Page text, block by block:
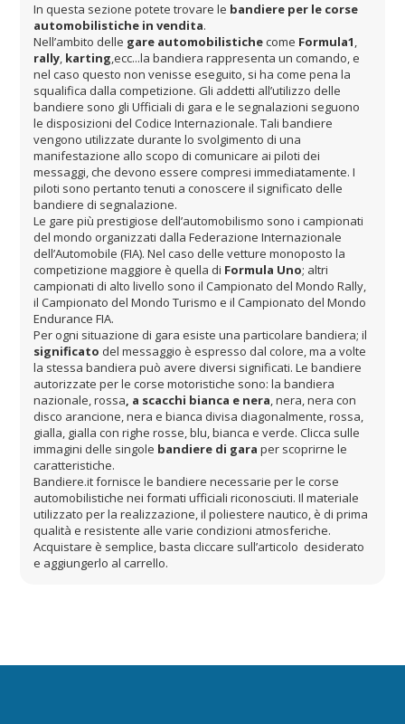
In questa sezione potete trovare le bandiere per le corse
automobilistiche in vendita.
Nell’ambito delle gare automobilistiche come Formula1,
rally, karting,ecc...la bandiera rappresenta un comando, e
nel caso questo non venisse eseguito, si ha come pena la
squalifica dalla competizione. Gli addetti all’utilizzo delle
bandiere sono gli Ufficiali di gara e le segnalazioni seguono
le disposizioni del Codice Internazionale. Tali bandiere
vengono utilizzate durante lo svolgimento di una
manifestazione allo scopo di comunicare ai piloti dei
messaggi, che devono essere compresi immediatamente. I
piloti sono pertanto tenuti a conoscere il significato delle
bandiere di segnalazione.
Le gare più prestigiose dell’automobilismo sono i campionati
del mondo organizzati dalla Federazione Internazionale
dell’Automobile (FIA). Nel caso delle vetture monoposto la
competizione maggiore è quella di Formula Uno; altri
campionati di alto livello sono il Campionato del Mondo Rally,
il Campionato del Mondo Turismo e il Campionato del Mondo
Endurance FIA.
Per ogni situazione di gara esiste una particolare bandiera; il
significato del messaggio è espresso dal colore, ma a volte
la stessa bandiera può avere diversi significati. Le bandiere
autorizzate per le corse motoristiche sono: la bandiera
nazionale, rossa, a scacchi bianca e nera, nera, nera con
disco arancione, nera e bianca divisa diagonalmente, rossa,
gialla, gialla con righe rosse, blu, bianca e verde. Clicca sulle
immagini delle singole bandiere di gara per scoprirne le
caratteristiche.
Bandiere.it fornisce le bandiere necessarie per le corse
automobilistiche nei formati ufficiali riconosciuti. Il materiale
utilizzato per la realizzazione, il poliestere nautico, è di prima
qualità e resistente alle varie condizioni atmosferiche.
Acquistare è semplice, basta cliccare sull’articolo desiderato
e aggiungerlo al carrello.